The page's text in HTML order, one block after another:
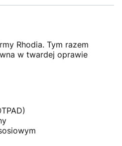
Rhodia. Tym razem
w twardej oprawie